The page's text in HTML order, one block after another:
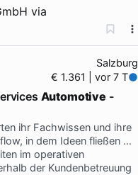
via
Salzburg
€ 1.361 | vor 7 T
Automotive -
ihr Fachwissen und ihre
in dem Ideen fließen …
im operativen
der Kundenbetreuung